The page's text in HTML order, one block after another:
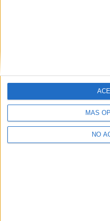
MÁS
NO
Inicie sesión